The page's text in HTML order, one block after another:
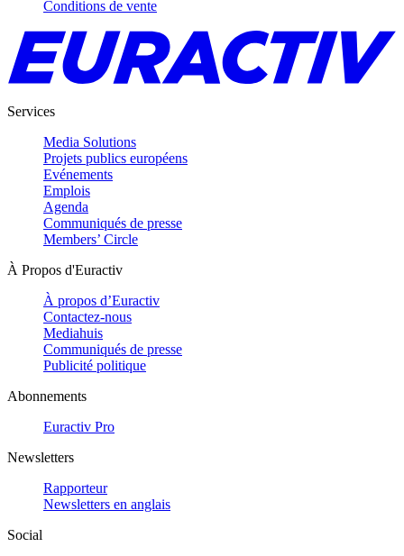
Conditions de vente
Services
Media Solutions
Projets publics européens
Evénements
Emplois
Agenda
Communiqués de presse
Members’ Circle
À Propos d'Euractiv
À propos d’Euractiv
Contactez-nous
Mediahuis
Communiqués de presse
Publicité politique
Abonnements
Euractiv Pro
Newsletters
Rapporteur
Newsletters en anglais
Social